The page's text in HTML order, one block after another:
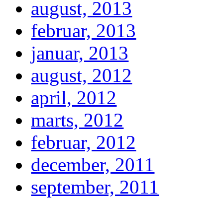
august, 2013
februar, 2013
januar, 2013
august, 2012
april, 2012
marts, 2012
februar, 2012
december, 2011
september, 2011